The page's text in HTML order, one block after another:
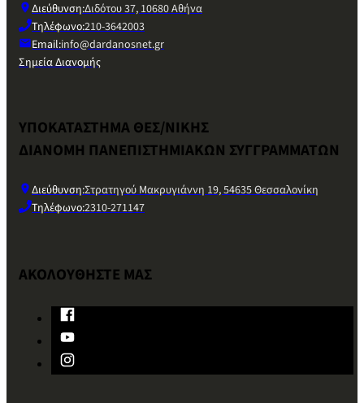
Διεύθυνση:Διδότου 37, 10680 Αθήνα
Τηλέφωνο:210-3642003
Email:info@dardanosnet.gr
Σημεία Διανομής
ΥΠΟΚΑΤΑΣΤΗΜΑ ΘΕΣ/ΝΙΚΗΣ
ΔΙΑΝΟΜΗ ΠΑΝΕΠΙΣΤΗΜΙΑΚΩΝ ΣΥΓΓΡΑΜΜΑΤΩΝ
Διεύθυνση:Στρατηγού Μακρυγιάννη 19, 54635 Θεσσαλονίκη
Τηλέφωνο:2310-271147
ΑΚΟΛΟΥΘΗΣΤΕ ΜΑΣ